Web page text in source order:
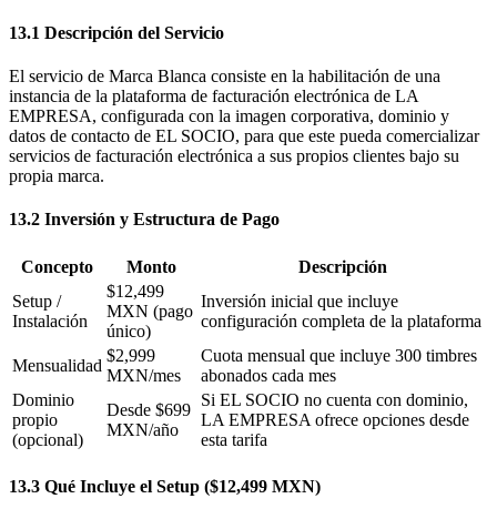
13.1 Descripción del Servicio
El servicio de Marca Blanca consiste en la habilitación de una
instancia de la plataforma de facturación electrónica de LA
EMPRESA, configurada con la imagen corporativa, dominio y
datos de contacto de EL SOCIO, para que este pueda comercializar
servicios de facturación electrónica a sus propios clientes bajo su
propia marca.
13.2 Inversión y Estructura de Pago
Concepto Monto
Descripción
Setup /
Instalación
$12,499
MXN (pago
único)
Inversión inicial que incluye
configuración completa de la plataforma
Mensualidad
$2,999
MXN/mes
Cuota mensual que incluye 300 timbres
abonados cada mes
Dominio
propio
(opcional)
Desde $699
MXN/año
Si EL SOCIO no cuenta con dominio,
LA EMPRESA ofrece opciones desde
esta tarifa
13.3 Qué Incluye el Setup ($12,499 MXN)